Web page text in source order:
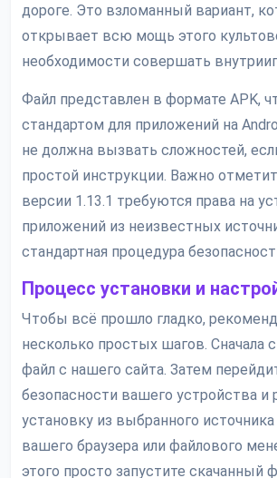
дороге. Это взломанный вариант,
открывает всю мощь этого
необходимости совершать
Файл представлен в формате APK,
стандартом для приложений на
не должна вызвать сложностей,
простой инструкции. Важно
версии 1.13.1 требуются права на
приложений из неизвестных
стандартная процедура
Процесс установки и
Чтобы всё прошло гладко,
несколько простых шагов. Сначала
файл с нашего сайта. Затем
безопасности вашего устройства и
установку из выбранного
вашего браузера или файлового
этого просто запустите скачанный